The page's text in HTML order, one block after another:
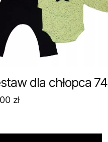
dla chłopca 74
zł